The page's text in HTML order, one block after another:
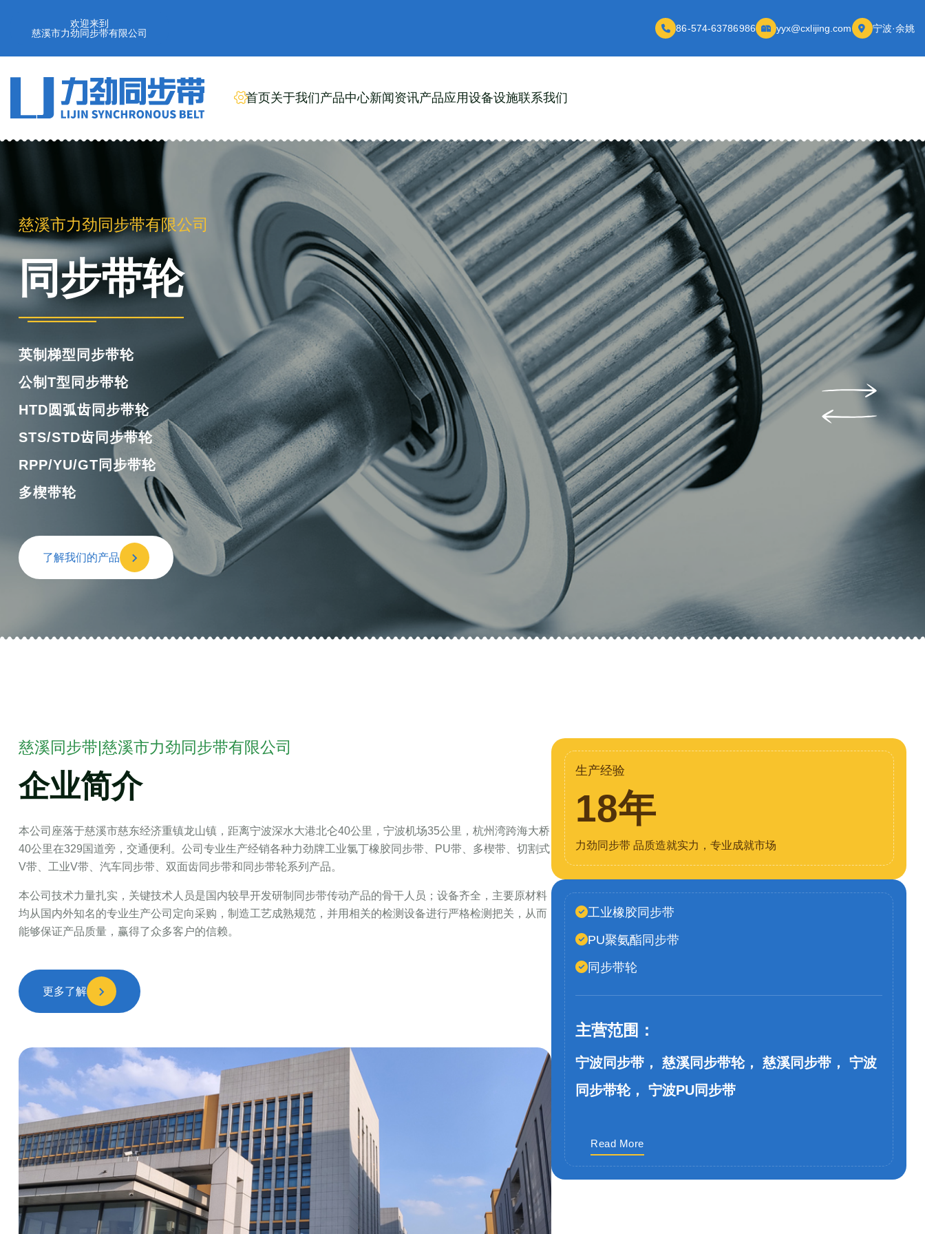
欢迎来到
慈溪市力劲同步带有限公司
86-574-63786986 yyx@cxlijing.com 宁波·余姚
首页关于我们产品中心新闻资讯产品应用设备设施联系我们
慈溪市力劲同步带有限公司
工业橡胶同步带
橡胶单面齿同步带
橡胶双面齿同步带
橡胶多楔带
橡胶开口带
慈溪同步带|慈溪市力劲同步带有限公司
企业简介
本公司座落于慈溪市慈东经济重镇龙山镇，距离宁波深水大港北仑40公里，宁波机场35公里，杭州湾跨海大桥
40公里在329国道旁，交通便利。公司专业生产经销各种力劲牌工业氯丁橡胶同步带、PU带、多楔带、切割式
V带、工业V带、汽车同步带、双面齿同步带和同步带轮系列产品。
本公司技术力量扎实，关键技术人员是国内较早开发研制同步带传动产品的骨干人员；设备齐全，主要原材料
均从国内外知名的专业生产公司定向采购，制造工艺成熟规范，并用相关的检测设备进行严格检测把关，从而
能够保证产品质量，赢得了众多客户的信赖。
更多了解
生产经验
18年
力劲同步带 品质造就实力，专业成就市场
工业橡胶同步带
PU聚氨酯同步带
同步带轮
主营范围：
宁波同步带， 慈溪同步带轮， 慈溪同步带， 宁波
同步带轮， 宁波PU同步带
Read More